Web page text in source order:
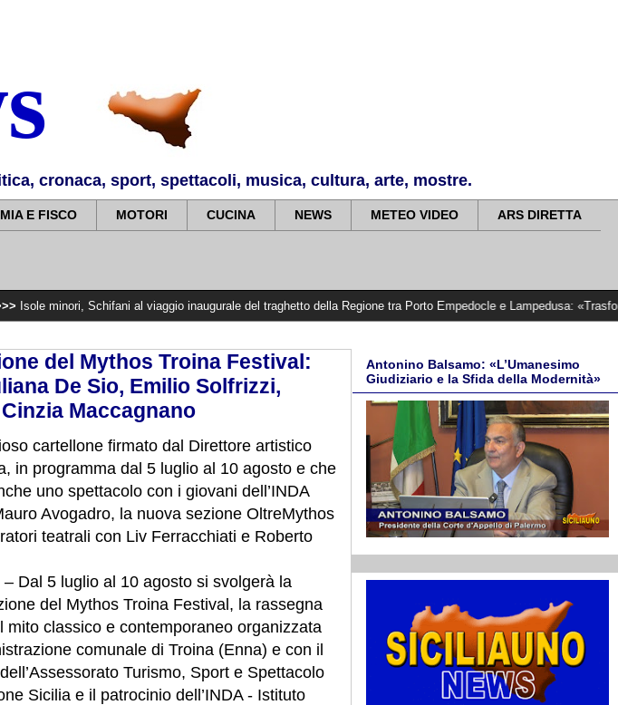
cronaca, sport, spettacoli, musica, cultura, arte, mostre.
E FISCO MOTORI CUCINA NEWS METEO VIDEO ARS DIRETTA
Schifani al viaggio inaugurale del traghetto della Regione tra Porto Empedocle e Lampedusa: «Trasformiamo gli
del Mythos Troina Festival:
De Sio, Emilio Solfrizzi,
Maccagnano
cartellone firmato dal Direttore artistico
in programma dal 5 luglio al 10 agosto e che
uno spettacolo con i giovani dell’INDA
Avogadro, la nuova sezione OltreMythos
teatrali con Liv Ferracchiati e Roberto
– Dal 5 luglio al 10 agosto si svolgerà la
del Mythos Troina Festival, la rassegna
mito classico e contemporaneo organizzata
comunale di Troina (Enna) e con il
Turismo, Sport e Spettacolo
Sicilia e il patrocinio dell’INDA - Istituto
Antonino Balsamo: «L’Umanesimo
Giudiziario e la Sfida della Modernità»